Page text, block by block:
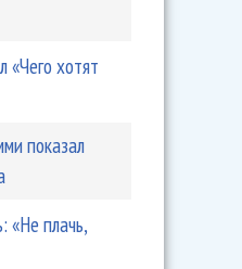
«Чего хотят
показал
«Не плачь,